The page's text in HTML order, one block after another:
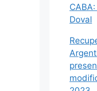
Doval